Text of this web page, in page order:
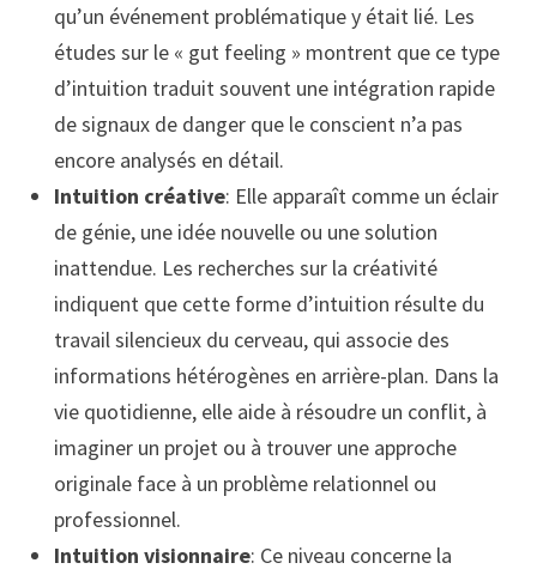
qu’un événement problématique y était lié. Les
études sur le « gut feeling » montrent que ce type
d’intuition traduit souvent une intégration rapide
de signaux de danger que le conscient n’a pas
encore analysés en détail.
Intuition créative: Elle apparaît comme un éclair
de génie, une idée nouvelle ou une solution
inattendue. Les recherches sur la créativité
indiquent que cette forme d’intuition résulte du
travail silencieux du cerveau, qui associe des
informations hétérogènes en arrière-plan. Dans la
vie quotidienne, elle aide à résoudre un conflit, à
imaginer un projet ou à trouver une approche
originale face à un problème relationnel ou
professionnel.
Intuition visionnaire: Ce niveau concerne la